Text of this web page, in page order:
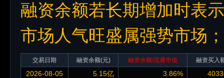
融资余额若长期增加时表
市场人气旺盛属强势市场
交易日期 融资余额(元) 融资余额/流通市值 融资买入
2026-08-05 5.15亿 3.86%